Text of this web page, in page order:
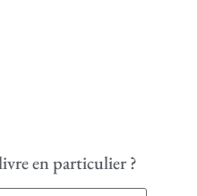
en particulier ?